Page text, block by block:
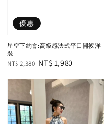
優惠
星空下約會:高級感法式平口開衩洋
裝
Regular
NT$ 2,380 Sale
NT$ 1,980